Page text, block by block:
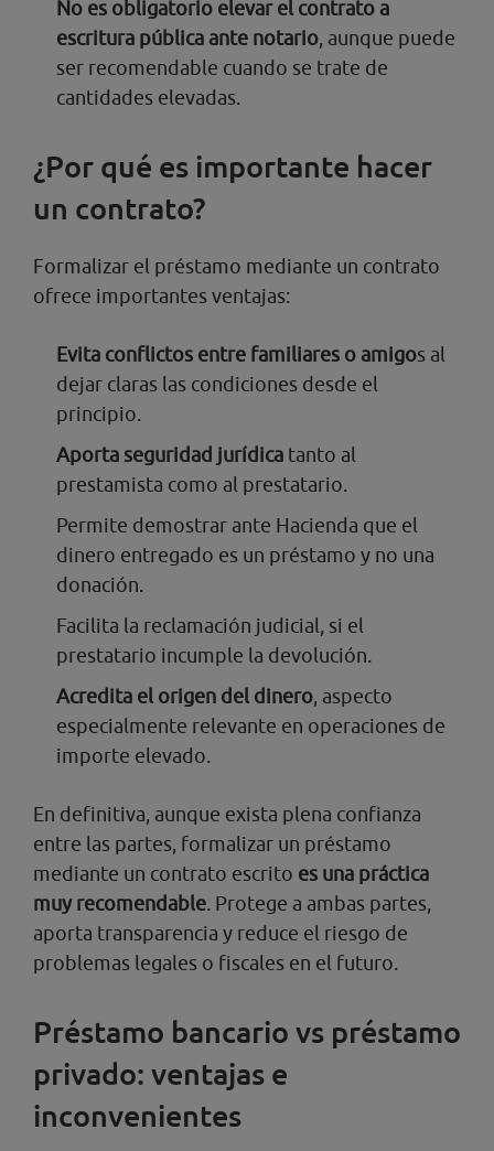
No es obligatorio elevar el contrato a
escritura pública ante notario, aunque puede
ser recomendable cuando se trate de
cantidades elevadas.
¿Por qué es importante hacer
un contrato?
Formalizar el préstamo mediante un contrato
ofrece importantes ventajas:
Evita conflictos entre familiares o amigos al
dejar claras las condiciones desde el
principio.
Aporta seguridad jurídica tanto al
prestamista como al prestatario.
Permite demostrar ante Hacienda que el
dinero entregado es un préstamo y no una
donación.
Facilita la reclamación judicial, si el
prestatario incumple la devolución.
Acredita el origen del dinero, aspecto
especialmente relevante en operaciones de
importe elevado.
En definitiva, aunque exista plena confianza
entre las partes, formalizar un préstamo
mediante un contrato escrito es una práctica
muy recomendable. Protege a ambas partes,
aporta transparencia y reduce el riesgo de
problemas legales o fiscales en el futuro.
Préstamo bancario vs préstamo
privado: ventajas e
inconvenientes